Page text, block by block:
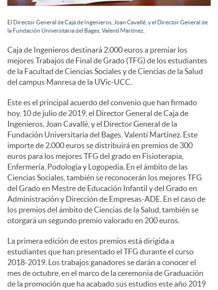
s
El Director General de Caja de Ingenieros, Joan Cavallé, y el Director General de
la Fundación Universitaria del Bages, Valentí Martínez.
Caja de Ingenieros destinará 2.000 euros a premiar los
mejores Trabajos de Final de Grado (TFG) de los estudiantes
de la Facultad de Ciencias Sociales y de Ciencias de la Salud
del campus Manresa de la UVic-UCC.
Este es el principal acuerdo del convenio que han firmado
hoy, 10 de julio de 2019, el Director General de Caja de
Ingenieros, Joan Cavallé, y el Director General de la
Fundación Universitaria del Bages, Valentí Martínez. Este
importe de 2.000 euros se distribuirá en premios de 300
euros para los mejores TFG del grado en Fisioterapia,
Enfermería, Podología y Logopedia. En el ámbito de las
Ciencias Sociales, también se reconocerán los mejores TFG
del Grado en Mestre de Educación Infantil y del Grado en
Administración y Dirección de Empresas-ADE. En el caso de
los premios del ámbito de Ciencias de la Salud, también se
otorgará un segundo premio valorado en 200 euros.
La primera edición de estos premios está dirigida a
estudiantes que han presentado el TFG durante el curso
2018-2019. Los trabajos ganadores se darán a conocer el
mes de octubre, en el marco de la ceremonia de Graduación
de la promoción que ha acabado sus estudios este año 2019